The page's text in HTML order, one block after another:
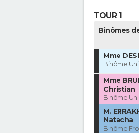
TOUR 1
Binômes
Mme
Binôme
Mme
Christian
Binôme
M.
Natacha
Binôme